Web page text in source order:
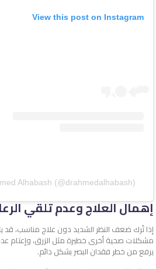
View this post on Instagram
Alhabash (@drahmedalhabash)
إهمال العلاج وعدم تلقي
إذا تُرك ضعف النظر الشديد دون علاج مناسب،
مشكلات صحية أخرى خطيرة مثل الزرق، وإعتام
يرفع من خطر فقدان البصر بشكل دائم.